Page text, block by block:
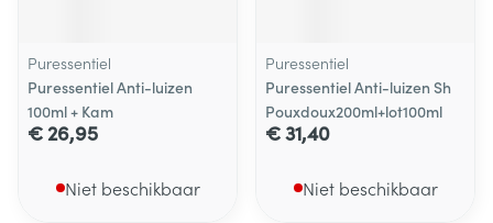
Puressentiel
Puressentiel Anti-luizen
100ml + Kam
€ 26,95
Niet beschikbaar
Puressentiel
Puressentiel Anti-luizen Sh
Pouxdoux200ml+lot100ml
€ 31,40
Niet beschikbaar